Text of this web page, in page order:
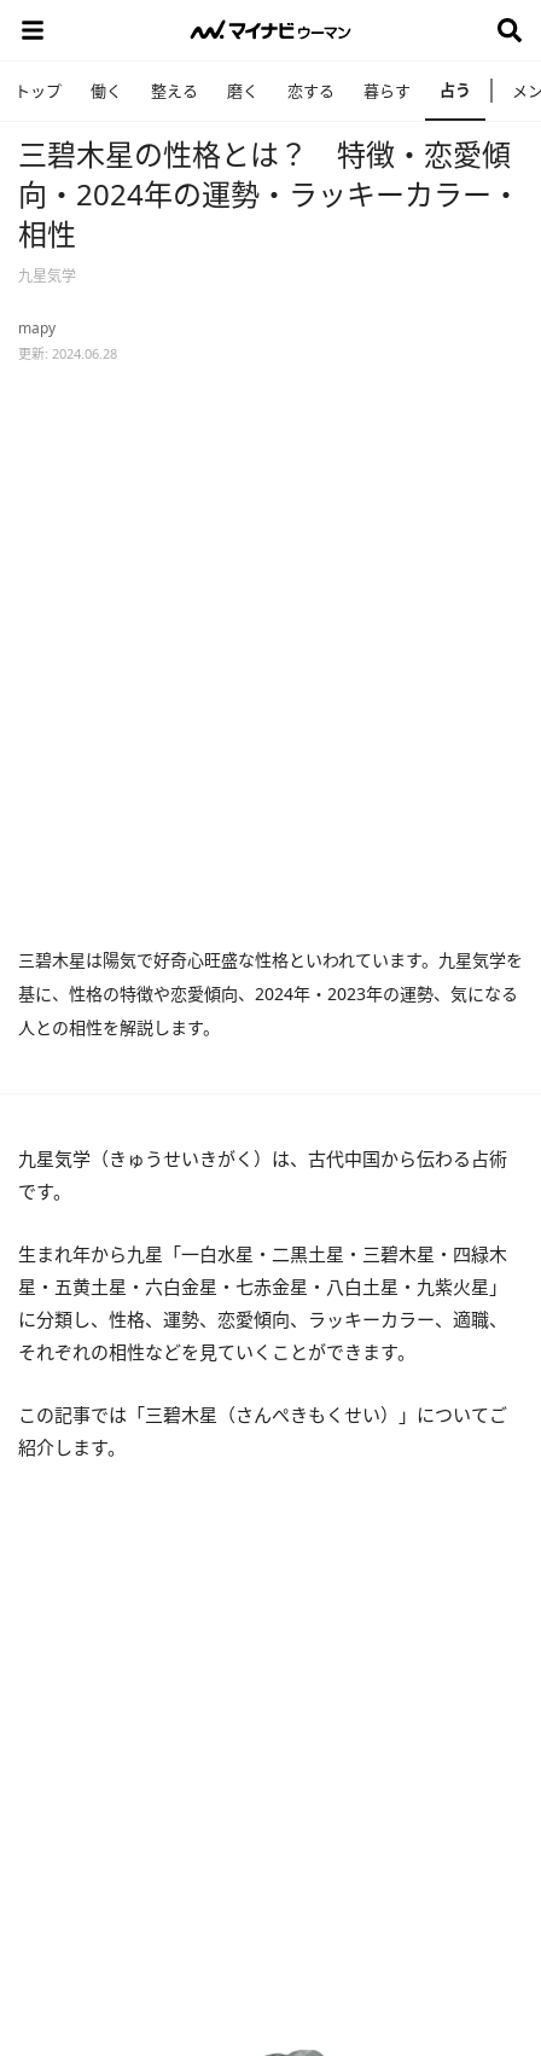
トップ 働く 整える 磨く 恋する 暮らす 占う メ
三碧木星の性格とは？ 特徴・恋愛傾
向・2024年の運勢・ラッキーカラー・
相性
九星気学
mapy
更新: 2024.06.28
三碧木星は陽気で好奇心旺盛な性格といわれています。九星気学を
基に、性格の特徴や恋愛傾向、2024年・2023年の運勢、気になる
人との相性を解説します。
九星気学（きゅうせいきがく）は、古代中国から伝わる占術
です。
生まれ年から九星「一白水星・二黒土星・三碧木星・四緑木
星・五黄土星・六白金星・七赤金星・八白土星・九紫火星」
に分類し、性格、運勢、恋愛傾向、ラッキーカラー、適職、
それぞれの相性などを見ていくことができます。
この記事では「三碧木星（さんぺきもくせい）」についてご
紹介します。